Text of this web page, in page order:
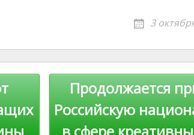
st Li
n
k
3
Продолжается
Российскую
в сфере